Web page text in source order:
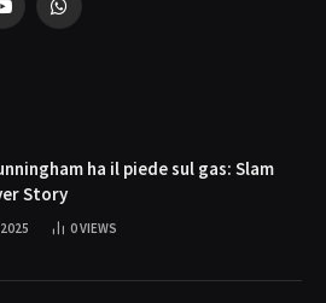
YouTubeWhatsApp
ha il piede sul gas: Slam
Story
0VIEWS